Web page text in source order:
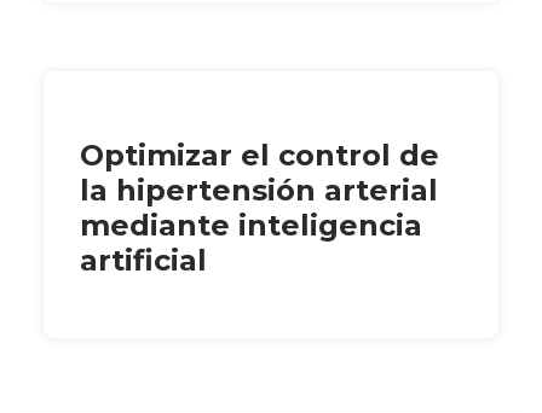
Optimizar el control de
la hipertensión arterial
mediante inteligencia
artificial